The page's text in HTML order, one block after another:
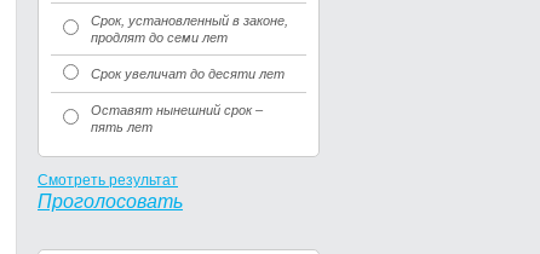
Срок, установленный в законе,
продлят до семи лет
Срок увеличат до десяти лет
Оставят нынешний срок –
пять лет
Смотреть результат
Проголосовать